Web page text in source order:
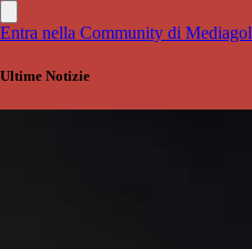
Entra nella Community di Mediagol
Ultime Notizie